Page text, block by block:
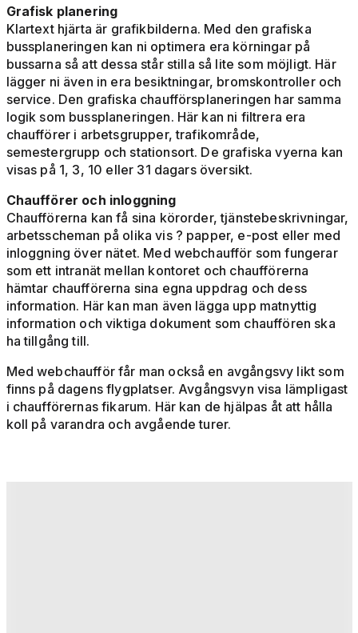
Grafisk planering
Klartext hjärta är grafikbilderna. Med den grafiska
bussplaneringen kan ni optimera era körningar på
bussarna så att dessa står stilla så lite som möjligt. Här
lägger ni även in era besiktningar, bromskontroller och
service. Den grafiska chaufförsplaneringen har samma
logik som bussplaneringen. Här kan ni filtrera era
chaufförer i arbetsgrupper, trafikområde,
semestergrupp och stationsort. De grafiska vyerna kan
visas på 1, 3, 10 eller 31 dagars översikt.
Chaufförer och inloggning
Chaufförerna kan få sina körorder, tjänstebeskrivningar,
arbetsscheman på olika vis ? papper, e-post eller med
inloggning över nätet. Med webchaufför som fungerar
som ett intranät mellan kontoret och chaufförerna
hämtar chaufförerna sina egna uppdrag och dess
information. Här kan man även lägga upp matnyttig
information och viktiga dokument som chauffören ska
ha tillgång till.
Med webchaufför får man också en avgångsvy likt som
finns på dagens flygplatser. Avgångsvyn visa lämpligast
i chaufförernas fikarum. Här kan de hjälpas åt att hålla
koll på varandra och avgående turer.